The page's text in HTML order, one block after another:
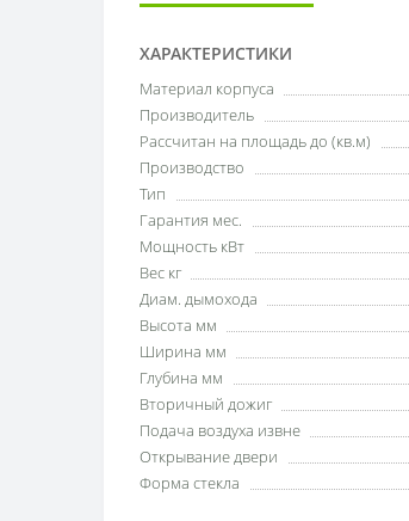
ХАРАКТЕРИСТИКИ
Материал корпуса
Производитель
Рассчитан на площадь до (кв.м)
Производство
Тип
Гарантия мес.
Мощность кВт
Вес кг
Диам. дымохода
Высота мм
Ширина мм
Глубина мм
Вторичный дожиг
Подача воздуха извне
Открывание двери
Форма стекла